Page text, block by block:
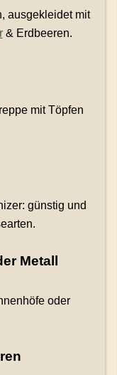
ausgekleidet mit
& Erdbeeren.
mit Töpfen
günstig und
Metall
oder